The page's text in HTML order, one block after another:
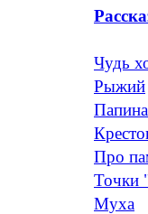
Чудь
Рыжий
Папина
Про
Точки
Муха